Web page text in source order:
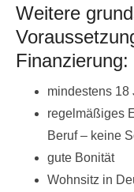
Weitere
Finanzierung:
mindestens 18
regelmäßiges
Beruf – keine
gute Bonität
Wohnsitz in